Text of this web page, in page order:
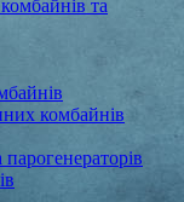
та
комбайнів